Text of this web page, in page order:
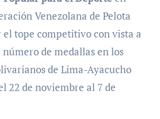
Venezolana de Pelota
el tope competitivo con vista a
de medallas en los
de Lima-Ayacucho
22 de noviembre al 7 de